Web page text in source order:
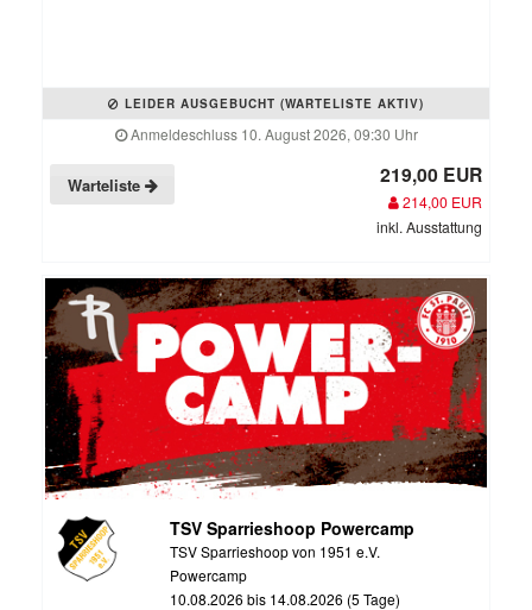
LEIDER AUSGEBUCHT (WARTELISTE AKTIV)
Anmeldeschluss 10. August 2026, 09:30 Uhr
Warteliste 219,00 EUR
214,00 EUR
inkl. Ausstattung
TSV Sparrieshoop Powercamp
TSV Sparrieshoop von 1951 e.V.
Powercamp
10.08.2026 bis 14.08.2026 (5 Tage)